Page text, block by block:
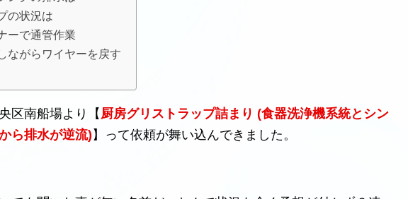
の状況は
ーで通管作業
ながらワイヤーを戻す
区南船場より【 厨房グリストラップ詰まり (食器洗浄機系統とシン
ら排水が逆流) 】って依頼が舞い込んできました。